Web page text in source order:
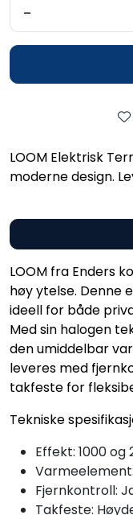
-
LOOM Elektrisk
moderne design.
LOOM fra Enders
høy ytelse. Denne
ideell for både
Med sin halogen
den umiddelbar
leveres med
takfeste for
Tekniske
Effekt: 1000
Fjernkontroll:
Takfeste: